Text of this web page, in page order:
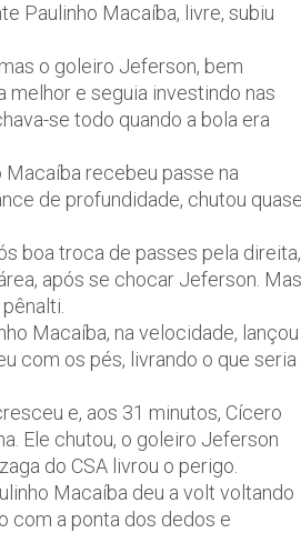
Paulinho Macaíba, livre, subiu
o goleiro Jeferson, bem
melhor e seguia investindo nas
se todo quando a bola era
Macaíba recebeu passe na
de profundidade, chutou
boa troca de passes pela direita,
após se chocar Jeferson. Mas
Macaíba, na velocidade, lançou
com os pés, livrando o que seria
e, aos 31 minutos, Cícero
Ele chutou, o goleiro Jeferson
do CSA livrou o perigo.
Macaíba deu a volt voltando
com a ponta dos dedos e